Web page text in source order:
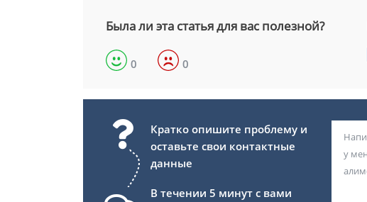
Была ли эта статья для вас полезной?
0 0
Кратко опишите проблему и
оставьте свои контактные
данные
В течении 5 минут с вами